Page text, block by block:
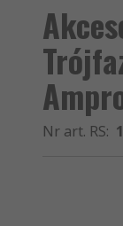
Nr art. RS: